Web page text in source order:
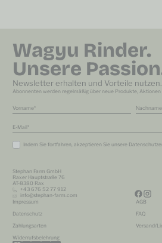
Wagyu Rinder.
Unsere
Stephan Farm GmbH
Raxer Hauptstraße 76
AT-8380 Rax
+43 676 52 77 912
info@stephan-farm.com
Impressum
AGB
Datenschutz
FAQ
Zahlungsarten
Versand/
Widerrufsbelehrung
Newsletter erhalten und Vorteile nutzen.
Abonnenten werden regelmäßig über neue Produkte, Aktionen
Vorname Nachname
E-Mail
Indem Sie fortfahren, akzeptieren Sie unsere